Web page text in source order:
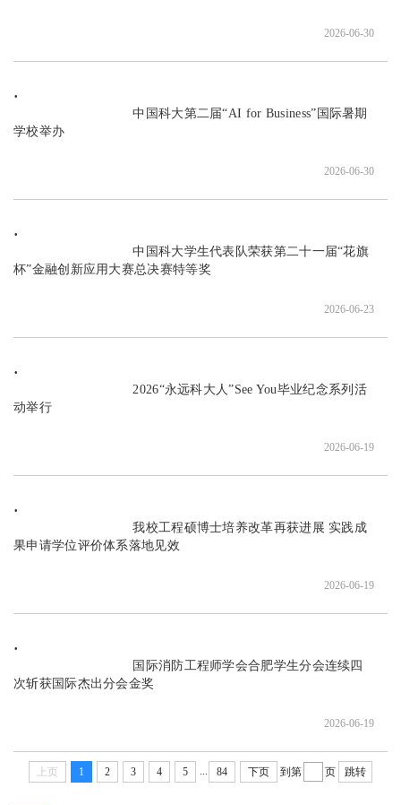
2026-06-30
                               中国科大第二届“AI for Business”国际暑期
学校举办
2026-06-30
                               中国科大学生代表队荣获第二十一届“花旗
杯”金融创新应用大赛总决赛特等奖
2026-06-23
                               2026“永远科大人”See You毕业纪念系列活
动举行
2026-06-19
                               我校工程硕博士培养改革再获进展 实践成
果申请学位评价体系落地见效
2026-06-19
次斩获国际杰出分会金奖
2026-06-19
上页 1 2 3 4 5 84 下页 到第 页 跳转